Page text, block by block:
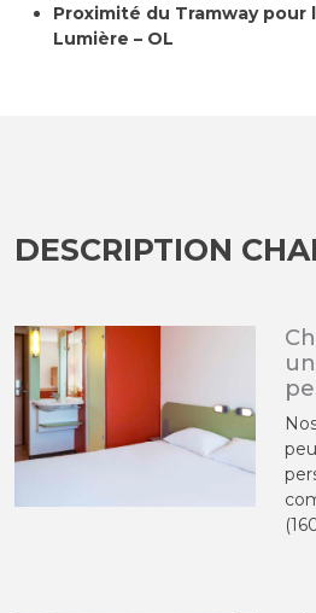
Proximité du Tramway pour
Lumière – OL
DESCRIPTION